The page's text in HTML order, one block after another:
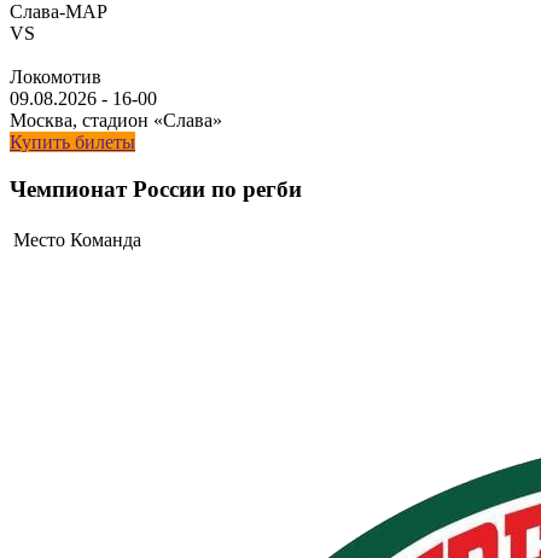
Слава-МАР
VS
Локомотив
09.08.2026 - 16-00
Москва, стадион «Слава»
Купить билеты
Чемпионат России по регби
Место Команда